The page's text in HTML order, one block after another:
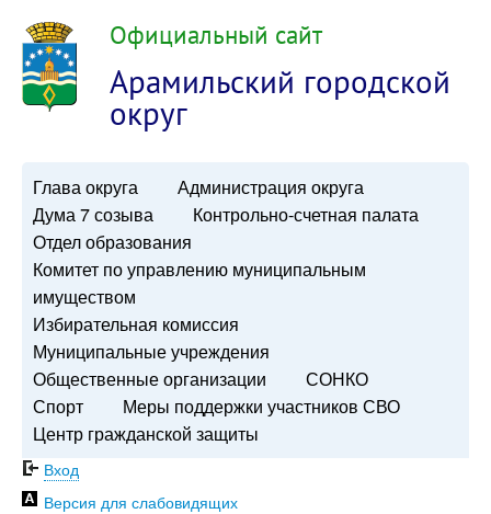
Официальный сайт
Арамильский городской
округ
Глава округа
Администрация округа
Дума 7 созыва
Контрольно-счетная палата
Отдел образования
Комитет по управлению муниципальным
имуществом
Избирательная комиссия
Муниципальные учреждения
Общественные организации
СОНКО
Спорт
Меры поддержки участников СВО
Центр гражданской защиты
Вход
Версия для слабовидящих